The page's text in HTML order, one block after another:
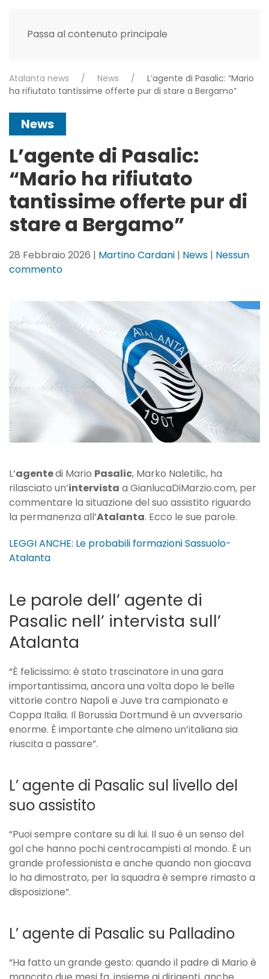
Passa al contenuto principale
Atalanta news News
L’agente di Pasalic: “Mario
ha rifiutato tantissime offerte pur di stare a Bergamo”
News
L’agente di Pasalic:
“Mario ha rifiutato
tantissime offerte pur di
stare a Bergamo”
28 Febbraio 2026 | Martino Cardani | News | Nessun
commentosu
di
Pasalic:
“Mario
ha
rifiutato
tantissime
offerte
stare
L’agentedi Mario Pasalic, Marko Naletilic, ha
rilasciato un’intervista a GianlucaDiMarzio.com, per
commentare la situazione del suo assistito riguardo
la permanenza all’Atalanta. Ecco le sue parole.
LEGGI ANCHE: Le probabili formazioni Sassuolo-
Atalanta
Le parole dell’ agente di
Pasalic nell’ intervista sull’
Atalanta
“È felicissimo: è stato trascinatore in una gara
importantissima, ancora una volta dopo le belle
vittorie contro Napoli e Juve tra campionato e
Coppa Italia. Il Borussia Dortmund è un avversario
enorme. È importante che almeno un’italiana sia
riuscita a passare”.
L’ agente di Pasalic sul livello del
suo assistito
“Puoi sempre contare su di lui. Il suo è un senso del
gol che hanno pochi centrocampisti al mondo. È un
grande professionista e anche quando non giocava
lo ha dimostrato, per la squadra è sempre rimasto a
disposizione”.
L’ agente di Pasalic su Palladino
“Ha fatto un grande gesto: quando il padre di Mario è